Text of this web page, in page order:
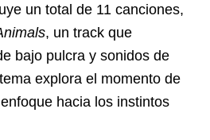
un total de 11 canciones,
, un track que
bajo pulcra y sonidos de
explora el momento de
hacia los instintos